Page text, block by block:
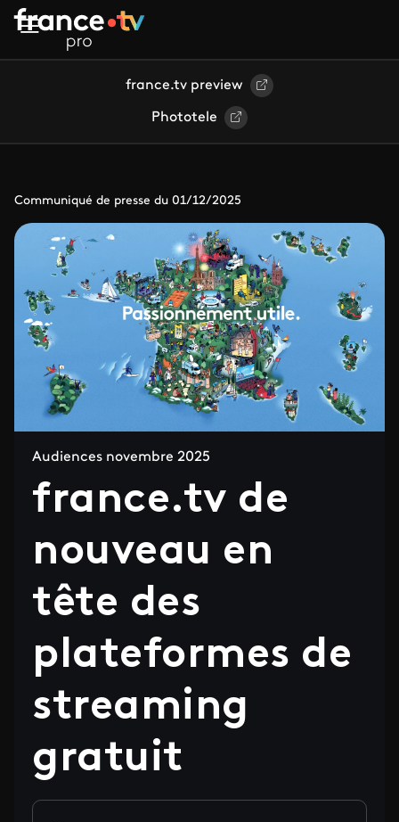
Aller au contenu principal
france.tv preview
Phototele
Communiqué de presse du 01/12/2025
Audiences novembre 2025
france.tv de
nouveau en
tête des
plateformes de
streaming
gratuit